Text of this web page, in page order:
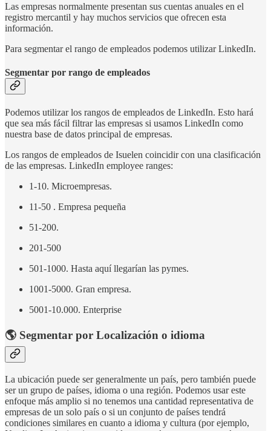
Las empresas normalmente presentan sus cuentas anuales en el
registro mercantil y hay muchos servicios que ofrecen esta
información.
Para segmentar el rango de empleados podemos utilizar LinkedIn.
Segmentar por rango de empleados
Podemos utilizar los rangos de empleados de LinkedIn. Esto hará
que sea más fácil filtrar las empresas si usamos LinkedIn como
nuestra base de datos principal de empresas.
Los rangos de empleados de Isuelen coincidir con una clasificación
de las empresas. LinkedIn employee ranges:
1-10. Microempresas.
11-50 . Empresa pequeña
51-200.
201-500
501-1000. Hasta aquí llegarían las pymes.
1001-5000. Gran empresa.
5001-10.000. Enterprise
🌎 Segmentar por Localización o idioma
La ubicación puede ser generalmente un país, pero también puede
ser un grupo de países, idioma o una región. Podemos usar este
enfoque más amplio si no tenemos una cantidad representativa de
empresas de un solo país o si un conjunto de países tendrá
condiciones similares en cuanto a idioma y cultura (por ejemplo,